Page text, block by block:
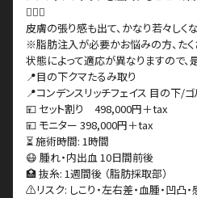
👨🏻‍⚕️
皮膚の張り感も出て、かなり若々しく
※脂肪注入が必要かお悩みの方、たく
状態によって適応が異なりますので、
📍目の下クマたるみ取り
📍コンデンスリッチフェイス 目の下/ゴ
💴 セット割り 498,000円＋tax
💴 モニター 398,000円＋tax
⏳ 施術時間: 1時間
😷 腫れ・内出血 10日間前後
🏥 抜糸: 1週間後 （脂肪採取部）
⚠️リスク: しこり・左右差・血腫・凹凸